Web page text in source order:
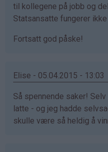
til kollegene på jobb og
Statsansatte fungerer
Fortsatt god påske!
Elise - 05.04.2015 - 13:03
Så spennende saker!
latte - og jeg hadde
skulle være så heldig å